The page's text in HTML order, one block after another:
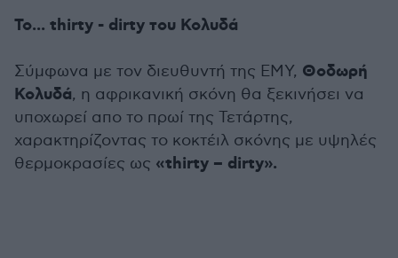
Το... thirty - dirty του Κολυδά
Σύμφωνα με τον διευθυντή της ΕΜΥ, Θοδωρή
Κολυδά, η αφρικανική σκόνη θα ξεκινήσει να
υποχωρεί απο το πρωί της Τετάρτης,
χαρακτηρίζοντας το κοκτέιλ σκόνης με υψηλές
θερμοκρασίες ως «thirty – dirty».